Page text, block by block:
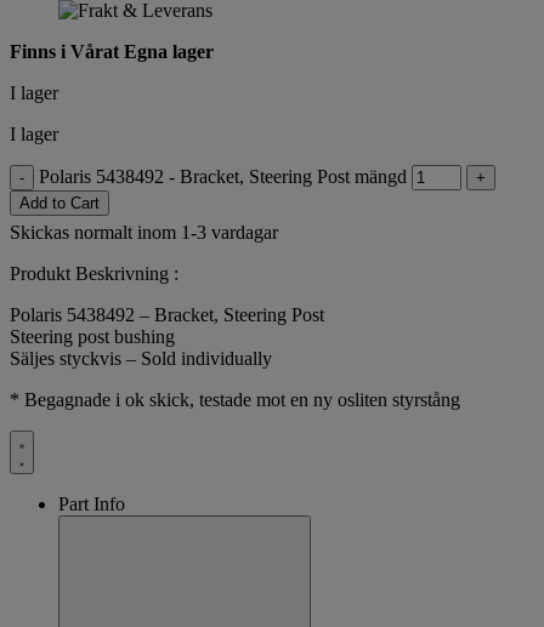
Finns i Vårat Egna lager
I lager
I lager
- Polaris 5438492 - Bracket, Steering Post mängd
+
Add to Cart
Skickas normalt inom 1-3 vardagar
Produkt Beskrivning :
Polaris 5438492 – Bracket, Steering Post
Steering post bushing
Säljes styckvis – Sold individually
* Begagnade i ok skick, testade mot en ny osliten styrstång
Part Info